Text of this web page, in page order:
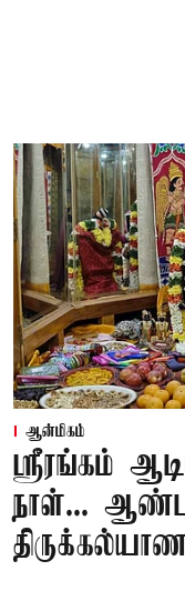
ஆன்மிகம்
ஸ்ரீரங்கம்
நாள்...